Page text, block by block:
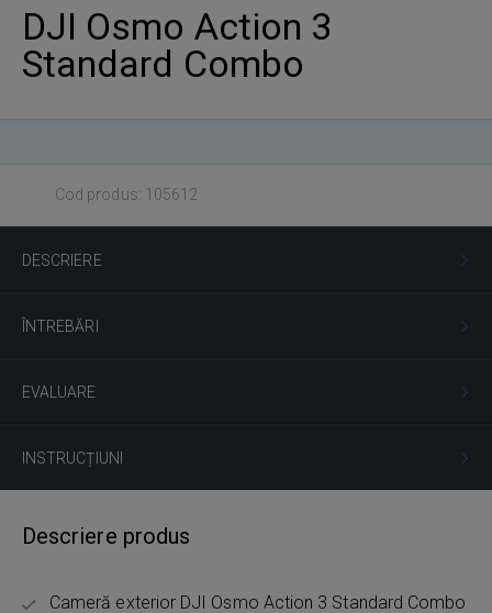
DJI Osmo Action 3
Standard Combo
Cod produs: 105612
DESCRIERE
ÎNTREBĂRI
EVALUARE
INSTRUCȚIUNI
Descriere produs
Cameră exterior DJI Osmo Action 3 Standard Combo